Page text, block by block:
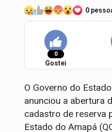
0
0
Gostei
O Governo do
anunciou a abertura
cadastro de reserva
Estado do Amapá